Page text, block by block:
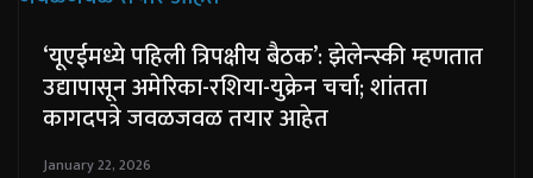
‘यूएईमध्ये पहिली त्रिपक्षीय बैठक’: झेलेन्स्की म्हणतात
उद्यापासून अमेरिका-रशिया-युक्रेन चर्चा; शांतता
कागदपत्रे जवळजवळ तयार आहेत
January 22, 2026